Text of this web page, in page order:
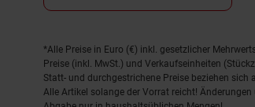
Fußnoten
*Alle Preise in Euro (€) inkl. gesetzlicher
Preise (inkl. MwSt.) und Verkaufseinheiten
Statt- und durchgestrichene Preise beziehen
Alle Artikel solange der Vorrat reicht!